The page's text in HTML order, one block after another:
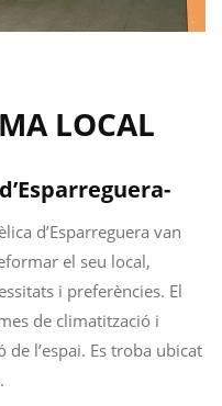
LOCAL
d’Esparreguera van
el seu local,
i preferències. El
de climatització i
de l’espai. Es troba ubicat